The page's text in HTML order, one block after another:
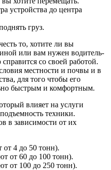
устройства до центра
груз.
то, хотите ли вы
или вам нужен водитель-
со своей работой.
местности и почвы и в
для того чтобы его
быстрым и комфортным.
влияет на услуги
техники.
в зависимости от их
4 до 50 тонн).
от 60 до 100 тонн).
от 100 до 250 тонн).